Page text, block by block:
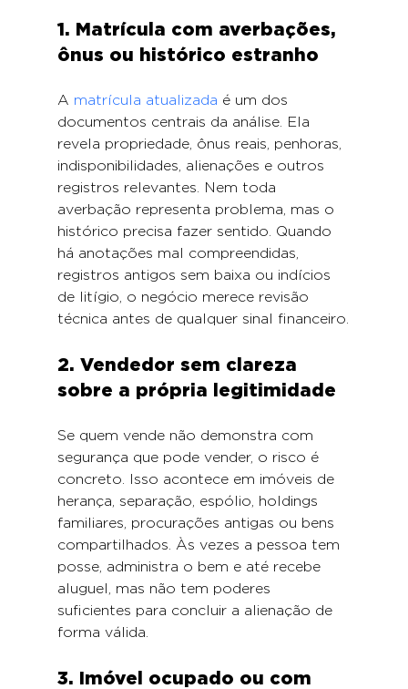
1. Matrícula com averbações,
ônus ou histórico estranho
A matrícula atualizada é um dos
documentos centrais da análise. Ela
revela propriedade, ônus reais, penhoras,
indisponibilidades, alienações e outros
registros relevantes. Nem toda
averbação representa problema, mas o
histórico precisa fazer sentido. Quando
há anotações mal compreendidas,
registros antigos sem baixa ou indícios
de litígio, o negócio merece revisão
técnica antes de qualquer sinal financeiro.
2. Vendedor sem clareza
sobre a própria legitimidade
Se quem vende não demonstra com
segurança que pode vender, o risco é
concreto. Isso acontece em imóveis de
herança, separação, espólio, holdings
familiares, procurações antigas ou bens
compartilhados. Às vezes a pessoa tem
posse, administra o bem e até recebe
aluguel, mas não tem poderes
suficientes para concluir a alienação de
forma válida.
3. Imóvel ocupado ou com